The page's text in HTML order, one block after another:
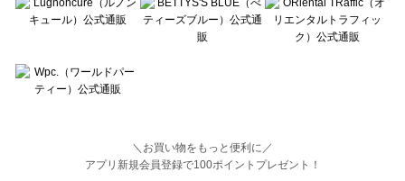
＼お買い物をもっと便利に／
アプリ新規会員登録で100ポイントプレゼント！